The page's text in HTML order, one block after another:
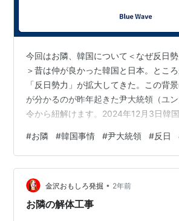
今回はお隣、韓国について＜なぜ反日
＞昔は仲が良かった韓国と日本。とこ
「反日勢力」が拡大してきた。この背
が分かるのが昨年起きた尹大統領（ユ
令から紐解けます。2024年12月3日韓
ため「非常戒厳を宣布」発表。＜非常戒
厳は戒厳令のこと。行政や司法を軍が
論や集会の自由などの基本的人権を制
る。発令されるのは、戦争やクーデター
のある時、大災害が起こった時などが想
#お隣 #韓国事情 #尹大統領 #反日
金沢おもしろ発掘 • 2年前
お隣の解体工事